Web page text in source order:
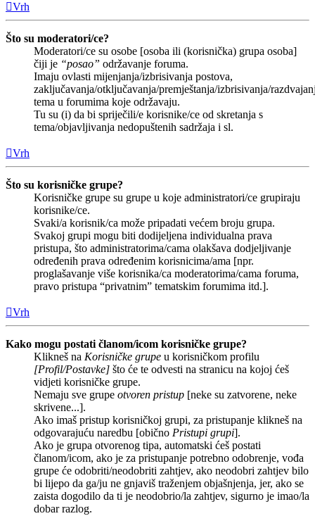
Vrh
Što su moderatori/ce?
Moderatori/ce su osobe [osoba ili (korisnička) grupa osoba]
čiji je “posao” održavanje foruma.
Imaju ovlasti mijenjanja/izbrisivanja postova,
zaključavanja/otključavanja/premještanja/izbrisivanja/
tema u forumima koje održavaju.
Tu su (i) da bi spriječili/e korisnike/ce od skretanja s
tema/objavljivanja nedopuštenih sadržaja i sl.
Vrh
Što su korisničke grupe?
Korisničke grupe su grupe u koje administratori/ce grupiraju
korisnike/ce.
Svaki/a korisnik/ca može pripadati većem broju grupa.
Svakoj grupi mogu biti dodijeljena individualna prava
pristupa, što administratorima/cama olakšava dodjeljivanje
određenih prava određenim korisnicima/ama [npr.
proglašavanje više korisnika/ca moderatorima/cama foruma,
pravo pristupa “privatnim” tematskim forumima itd.].
Vrh
Kako mogu postati članom/icom korisničke grupe?
Klikneš na Korisničke grupe u korisničkom profilu
[Profil/Postavke] što će te odvesti na stranicu na kojoj ćeš
vidjeti korisničke grupe.
Nemaju sve grupe otvoren pristup [neke su zatvorene, neke
skrivene...].
Ako imaš pristup korisničkoj grupi, za pristupanje klikneš na
odgovarajuću naredbu [obično Pristupi grupi].
Ako je grupa otvorenog tipa, automatski ćeš postati
članom/icom, ako je za pristupanje potrebno odobrenje, vođa
grupe će odobriti/neodobriti zahtjev, ako neodobri zahtjev bilo
bi lijepo da ga/ju ne gnjaviš traženjem objašnjenja, jer, ako se
zaista dogodilo da ti je neodobrio/la zahtjev, sigurno je imao/la
dobar razlog.